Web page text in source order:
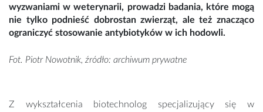
wyzwaniami w weterynarii, prowadzi badania, które mogą
nie tylko podnieść dobrostan zwierząt, ale też znacząco
ograniczyć stosowanie antybiotyków w ich hodowli.
Fot. Piotr Nowotnik, źródło: archiwum prywatne
Z wykształcenia biotechnolog specjalizujący się w